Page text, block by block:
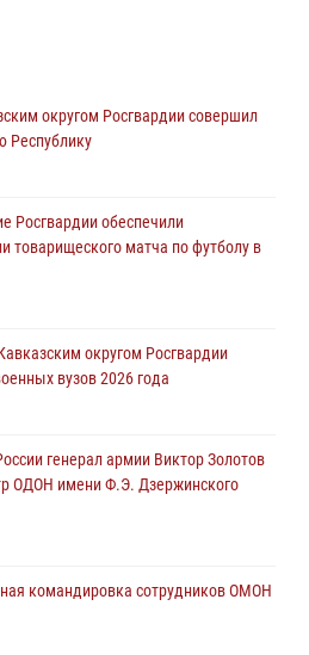
поздравил специалистов
Росгвардии с
Всероссийское совещание-
вневедомственной охраны
Росгвардии почтили
округа Росгвардии почтили
исполнении воинского долга
округом Росгвардии совершил
Республику
Росгвардии обеспечили
товарищеского матча по футболу в
округом Росгвардии
вузов 2026 года
генерал армии Виктор Золотов
ОДОН имени Ф.Э. Дзержинского
командировка сотрудников ОМОН